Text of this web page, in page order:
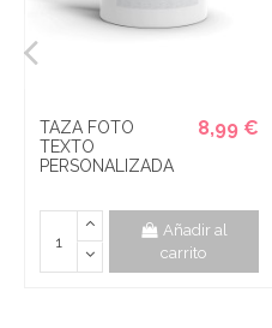
TAZA FOTO
TEXTO
PERSONALIZADA
8,99 €
Añadir al
carrito